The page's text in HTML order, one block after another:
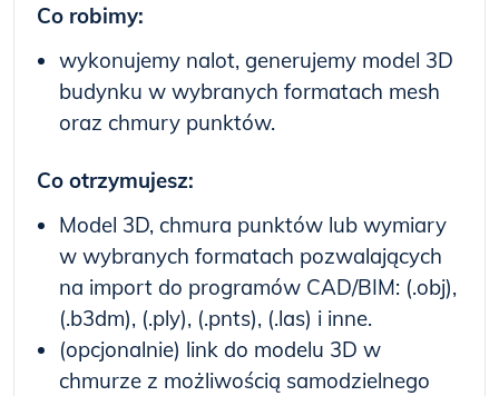
Co robimy:
wykonujemy nalot, generujemy model 3D
budynku w wybranych formatach mesh
oraz chmury punktów.
Co otrzymujesz:
Model 3D, chmura punktów lub wymiary
w wybranych formatach pozwalających
na import do programów CAD/BIM: (.obj),
(.b3dm), (.ply), (.pnts), (.las) i inne.
(opcjonalnie) link do modelu 3D w
chmurze z możliwością samodzielnego